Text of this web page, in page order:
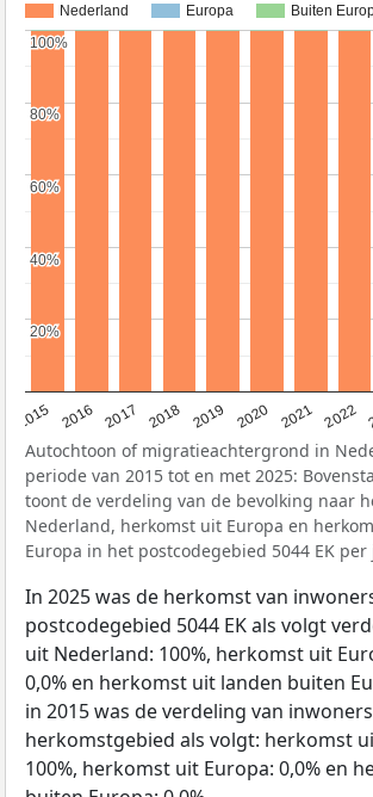
Nederland Europa Buiten
2015 2016 2017 2018 2019 2020 2021 2022
20%
20%
40%
40%
60%
60%
80%
80%
100%
100%
Autochtoon of migratieachtergrond in
periode van 2015 tot en met 2025:
toont de verdeling van de bevolking naar
Nederland, herkomst uit Europa en
Europa in het postcodegebied 5044 EK per
In 2025 was de herkomst van
postcodegebied 5044 EK als volgt
uit Nederland: 100%, herkomst uit
0,0% en herkomst uit landen buiten
in 2015 was de verdeling van
herkomstgebied als volgt: herkomst
100%, herkomst uit Europa: 0,0% en